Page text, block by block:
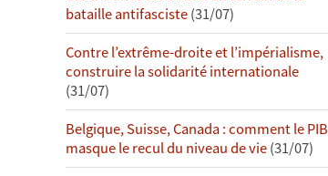
bataille antifasciste(31/07)
Contre l’extrême-droite et l’impérialisme,
construire la solidarité internationale
(31/07)
Belgique, Suisse, Canada : comment le PIB
masque le recul du niveau de vie(31/07)